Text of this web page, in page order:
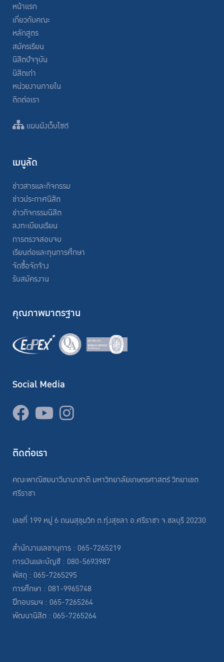
หน้าแรก
เกี่ยวกับคณะ
หลักสูตร
สมัครเรียน
นิสิตปัจจุบัน
นิสิตเก่า
หน่วยงานภายใน
ติดต่อเรา
แผนผังเว็บไซต์
เมนูลัด
ข่าวสารและกิจกรรม
ข่าวประกาศนิสิต
ข่าวกิจกรรมนิสิต
ลงทะเบียนเรียน
การตรวจสอบจบ
เรียนต่อและทุนการศึกษา
จัดซื้อจัดจ้าง
รับสมัครงาน
คุณภาพมาตรฐาน
Social Media
ติดต่อเรา
คณะพาณิชยนาวีนานาชาติ มหาวิทยาลัยเกษตรศาสตร์ วิทยาเขต
ศรีราชา
เลขที่ 199 หมู่ 6 ถนนสุขุมวิท ต.ทุ่งสุขลา อ.ศรีราชา จ.ชลบุรี 20230
สำนักงานเลขานุการ : 065-7265219
การเงินและบัญชี : 080-5693987
พัสดุ : 065-7265295
การศึกษา : 081-9965748
ฝึกอบรมฯ : 065-7265264
พัฒนานิสิต : 065-7265264